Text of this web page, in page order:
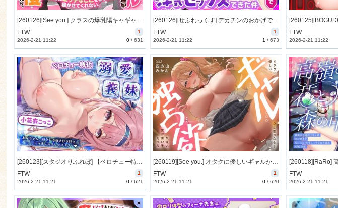
[260126][See you.] クラスの爆乳陽キャギャル達が、眠れるまで囁き添い寝してくれると言うので、頼んだら、日に日にエッチなことをしてきて、寝かせてくれない。 [6050M] [RJ01549508]
1
FTW
0 /631
2026-2-21 11:22
[260126][せふれっくす] デカチンのおかげでエロギャルと浮気セックスできた件【性癖布教用】 [1056M] [RJ01545809]
1
FTW
1 /673
2026-2-21 11:22
FTW
2026-2-21 11:22
[260123][スタジオりふれぼ] 【ベロチュー特化】溺愛義妹 ～お兄ちゃん、好き好き好き好き好きしゅきしゅきしゅきイクッ♪～ (特典付) [2706M] [RJ01525169]
1
FTW
0 /621
2026-2-21 11:21
[260119][See you.] オタクに優しいギャルかと思ったら…独占欲が強い、愛が重い子だった。 (Ver.2026-02-03) [6013M] [RJ01545229]
1
FTW
0 /620
2026-2-21 11:21
FTW
2026-2-21 11:21